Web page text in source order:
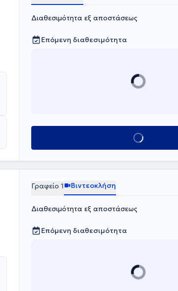
Διαθεσιμότητα εξ αποστάσεως
Επόμενη διαθεσιμότητα
Κλείσε ραντεβού
Γραφείο 1 Βιντεοκλήση
Διαθεσιμότητα εξ αποστάσεως
Επόμενη διαθεσιμότητα